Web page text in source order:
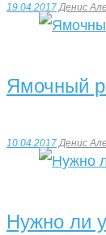
19.04.2017 Денис
Ямочный
10.04.2017 Денис
Нужно ли